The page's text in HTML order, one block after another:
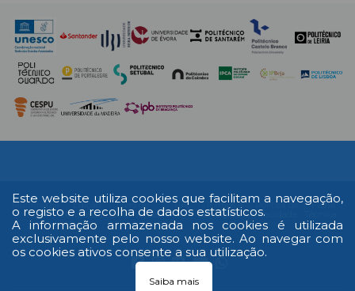
Este website utiliza cookies que facilitam a navegação,
o registo e a recolha de dados estatísticos.
A informação armazenada nos cookies é utilizada
exclusivamente pelo nosso website. Ao navegar com
os cookies ativos consente a sua utilização.
Saiba mais
Multimédia
Edição
Impressa
Livro de
reclamações
RAL
Termos e
Condições
Política de
Privacidade
Ficha